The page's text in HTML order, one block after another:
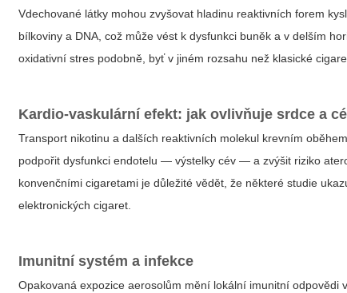
Vdechované látky mohou zvyšovat hladinu reaktivních forem
bílkoviny a DNA, což může vést k dysfunkci buněk a v delším
oxidativní stres podobně, byť v jiném rozsahu než klasické
Kardio-vaskulární efekt: jak ovlivňuje srdce a
Transport nikotinu a dalších reaktivních molekul krevním
podpořit dysfunkci endotelu — výstelky cév — a zvýšit riziko
konvenčními cigaretami je důležité vědět, že některé studie
elektronických cigaret.
Imunitní systém a infekce
Opakovaná expozice aerosolům mění lokální imunitní odpovědi